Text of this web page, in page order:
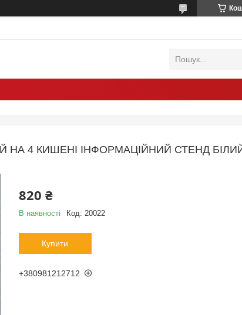
4 КИШЕНІ ІНФОРМАЦІЙНИЙ СТЕНД
820 ₴
В наявності Код: 20022
Купити
+380981212712